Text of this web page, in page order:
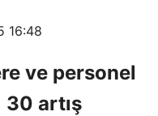
16:48
ve personel
artış